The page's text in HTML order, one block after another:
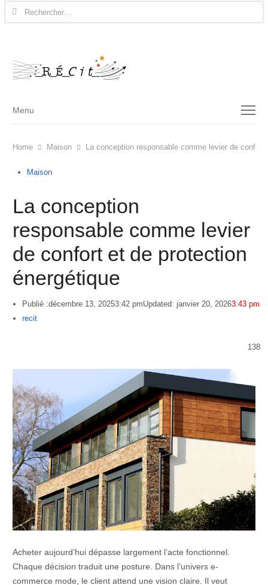
Rechercher :
Menu
Menu
Home Maison La conception responsable comme levier de confort
Maison
La conception
responsable comme levier
de confort et de protection
énergétique
Publié :décembre 13, 20253:42 pmUpdated: janvier 20, 20263:43 pm
Author
recit
138
Acheter aujourd’hui dépasse largement l’acte fonctionnel.
Chaque décision traduit une posture. Dans l’univers e-
commerce mode, le client attend une vision claire. Il veut